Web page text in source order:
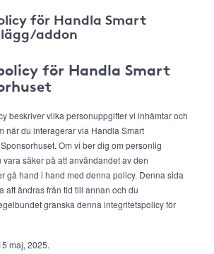
för Handla Smart
addon
för Handla Smart
beskriver vilka personuppgifter vi inhämtar och
när du interagerar via Handla Smart
Om vi ber dig om personlig
säker på att användandet av den
gå hand i hand med denna policy. Denna sida
att ändras från tid till annan och du
granska denna integritetspolicy för
maj, 2025.